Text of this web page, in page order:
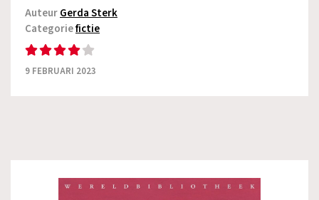
AuteurGerda Sterk
Categoriefictie
9 FEBRUARI 2023